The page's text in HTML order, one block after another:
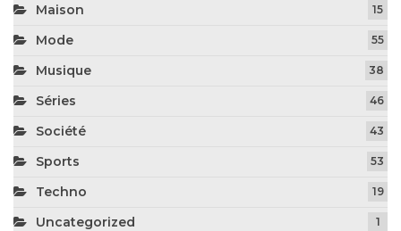
Maison 15
Mode 55
Musique 38
Séries 46
Société 43
Sports 53
Techno 19
Uncategorized 1